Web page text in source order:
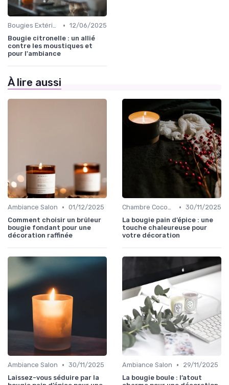
Bougies Extérieures • 12/06/2025
Bougie citronelle : un allié
contre les moustiques et
pour l'ambiance
À lire aussi
Ambiance Salon • 01/12/2025
Comment choisir un brûleur
bougie fondant pour une
décoration raffinée
Chambre Cocooning • 30/11/2025
La bougie pain d’épice : une
touche chaleureuse pour
votre décoration
Ambiance Salon • 30/11/2025
Laissez-vous séduire par la
Ambiance Salon •
29/11/2025
La bougie boule : l’atout